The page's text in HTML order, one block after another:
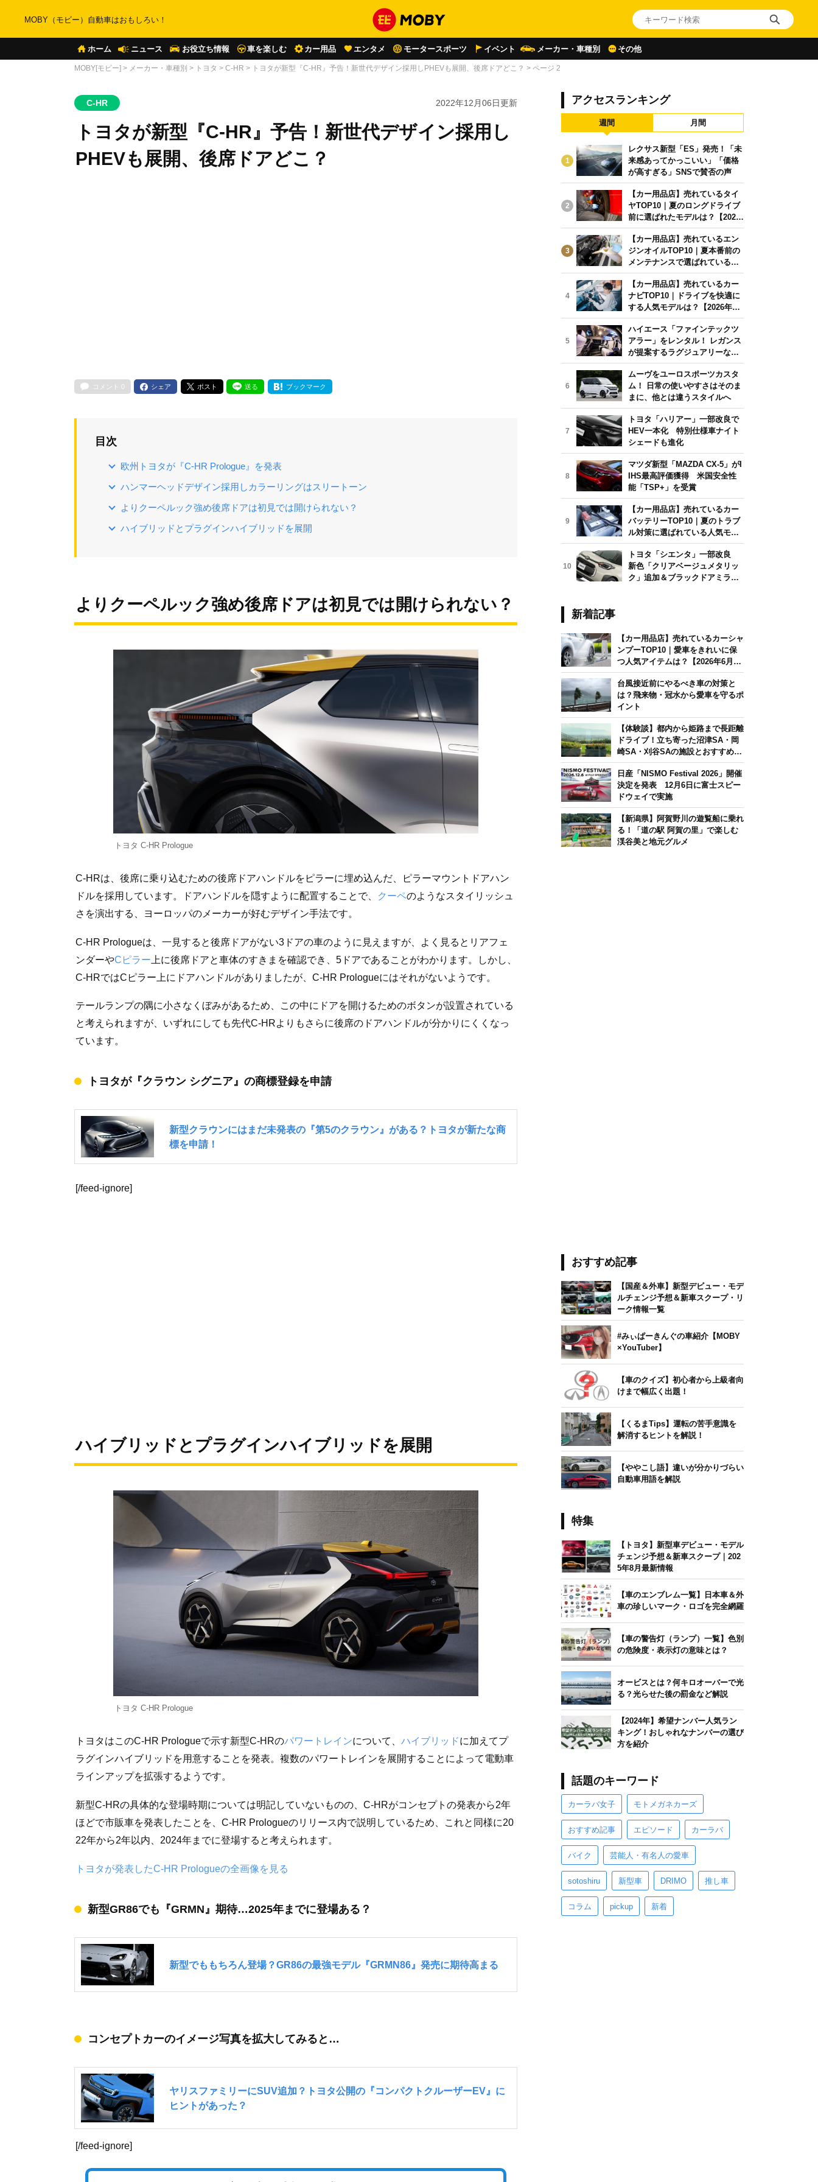
MOBY（モビー）自動車はおもしろい！
ホーム ニュース お役立ち情報 車を楽しむ カー用品 エンタメ モータースポーツ イベント メーカー・車種別 その他
MOBY[モビー] > メーカー・車種別 > トヨタ > C-HR > トヨタが新型『C-HR』予告！新世代デザイン採用しPHEVも展開、後席ドアどこ？ > ページ 2
C-HR 2022年12月06日更新
トヨタが新型『C-HR』予告！新世代デザイン採用し
PHEVも展開、後席ドアどこ？
コメント 0 シェア ポスト 送る ブックマーク
目次
欧州トヨタが『C-HR Prologue』を発表
ハンマーヘッドデザイン採用しカラーリングはスリートーン
よりクーペルック強め後席ドアは初見では開けられない？
ハイブリッドとプラグインハイブリッドを展開
よりクーペルック強め後席ドアは初見では開けられない？
トヨタ C-HR Prologue
C-HRは、後席に乗り込むための後席ドアハンドルをピラーに埋め込んだ、ピラーマウントドアハン
ドルを採用しています。ドアハンドルを隠すように配置することで、
クーペのようなスタイリッシュ
さを演出する、ヨーロッパのメーカーが好むデザイン手法です。
C-HR Prologueは、一見すると後席ドアがない3ドアの車のように見えますが、よく見るとリアフェ
ンダーやCピラー 上に後席ドアと車体のすきまを確認でき、5ドアであることがわかります。しかし、
C-HRではCピラー上にドアハンドルがありましたが、C-HR Prologueにはそれがないようです。
テールランプの隅に小さなくぼみがあるため、この中にドアを開けるためのボタンが設置されている
と考えられますが、いずれにしても先代C-HRよりもさらに後席のドアハンドルが分かりにくくなっ
ています。
トヨタが『クラウン シグニア』の商標登録を申請
[/feed-ignore]
ハイブリッドとプラグインハイブリッドを展開
トヨタ C-HR Prologue
トヨタはこのC-HR Prologueで示す新型C-HRのパワートレインについて、 ハイブリッドに加えてプ
ラグインハイブリッドを用意することを発表。複数のパワートレインを展開することによって電動車
ラインアップを拡張するようです。
新型C-HRの具体的な登場時期については明記していないものの、C-HRがコンセプトの発表から2年
ほどで市販車を発表したことを、C-HR Prologueのリリース内で説明しているため、これと同様に20
22年から2年以内、2024年までに登場すると考えられます。
トヨタが発表したC-HR Prologueの全画像を見る
新型GR86でも『GRMN』期待…2025年までに登場ある？
コンセプトカーのイメージ写真を拡大してみると…
[/feed-ignore]
アクセスランキング
週間 月間
1
レクサス新型「ES」発売！「未
来感あってかっこいい」「価格
が高すぎる」SNSで賛否の声
2
【カー用品店】売れているタイ
ヤTOP10｜夏のロングドライブ
前に選ばれたモデルは？【2026
年6月版】
3
【カー用品店】売れているエン
ジンオイルTOP10｜夏本番前の
メンテナンスで選ばれている人
気モデルは？【2026年6月版】
4
【カー用品店】売れているカー
ナビTOP10｜ドライブを快適に
する人気モデルは？【2026年6
月版】
5
ハイエース「ファインテックツ
アラー」をレンタル！ レガンス
が提案するラグジュアリーな移
動体験
6
ムーヴをユーロスポーツカスタ
ム！ 日常の使いやすさはそのま
まに、他とは違うスタイルへ
7
トヨタ「ハリアー」一部改良で
HEV一本化 特別仕様車ナイト
シェードも進化
8
マツダ新型「MAZDA CX-5」がI
IHS最高評価獲得 米国安全性
能「TSP+」を受賞
9
【カー用品店】売れているカー
バッテリーTOP10｜夏のトラブ
ル対策に選ばれている人気モデ
ルは？【2026年6月版】
10
トヨタ「シエンタ」一部改良
新色「クリアベージュメタリッ
ク」追加＆ブラックドアミラー
新着記事
【カー用品店】売れているカーシャ
ンプーTOP10｜愛車をきれいに保
つ人気アイテムは？【2026年6月
版】
台風接近前にやるべき車の対策と
は？飛来物・冠水から愛車を守るポ
イント
【体験談】都内から姫路まで長距離
ドライブ！立ち寄った沼津SA・岡
崎SA・刈谷SAの施設とおすすめグ
ルメを紹介
日産「NISMO Festival 2026」開催
決定を発表 12月6日に富士スピー
ドウェイで実施
【新潟県】阿賀野川の遊覧船に乗れ
る！「道の駅 阿賀の里」で楽しむ
渓谷美と地元グルメ
おすすめ記事
【国産＆外車】新型デビュー・モデ
ルチェンジ予想＆新車スクープ・リ
ーク情報一覧
#みぃぱーきんぐの車紹介【MOBY
×YouTuber】
【車のクイズ】初心者から上級者向
けまで幅広く出題！
【くるまTips】運転の苦手意識を
解消するヒントを解説！
【ややこし語】違いが分かりづらい
自動車用語を解説
特集
【トヨタ】新型車デビュー・モデル
チェンジ予想＆新車スクープ｜202
5年8月最新情報
【車のエンブレム一覧】日本車＆外
車の珍しいマーク・ロゴを完全網羅
【車の警告灯（ランプ）一覧】色別
の危険度・表示灯の意味とは？
オービスとは？何キロオーバーで光
る？光らせた後の罰金など解説
【2024年】希望ナンバー人気ラン
キング！おしゃれなナンバーの選び
方を紹介
話題のキーワード
カーラバ女子 モトメガネカーズ
おすすめ記事 エピソード カーラバ
バイク 芸能人・有名人の愛車
sotoshiru 新型車 DRIMO 推し車
コラム pickup 新着